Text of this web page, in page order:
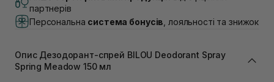
Самовивіз м. Львів, вул. Академіка Підстригача, 1В
(Duck’s Lake)
В наявності
В наявності
Самовивіз м. Львів, вул. Степана Бандери 45
партнерів
Персональна система бонусів , лояльності та знижок
Опис Дезодорант-спрей BILOU Deodorant Spray
Spring Meadow 150 мл